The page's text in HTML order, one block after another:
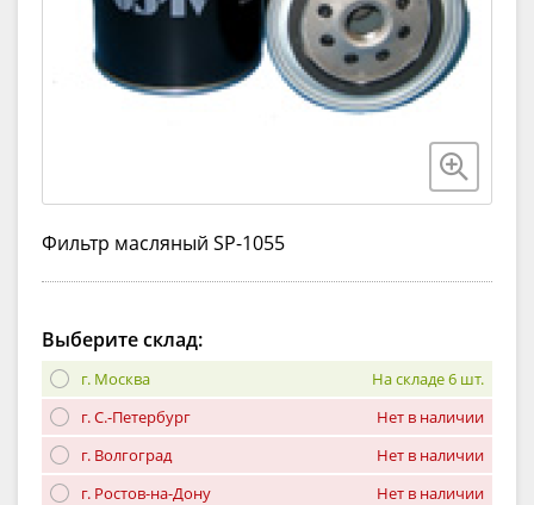
Фильтр масляный SP-1055
Выберите склад:
г. Москва
На складе 6 шт.
г. С.-Петербург
Нет в наличии
г. Волгоград
Нет в наличии
г. Ростов-на-Дону
Нет в наличии